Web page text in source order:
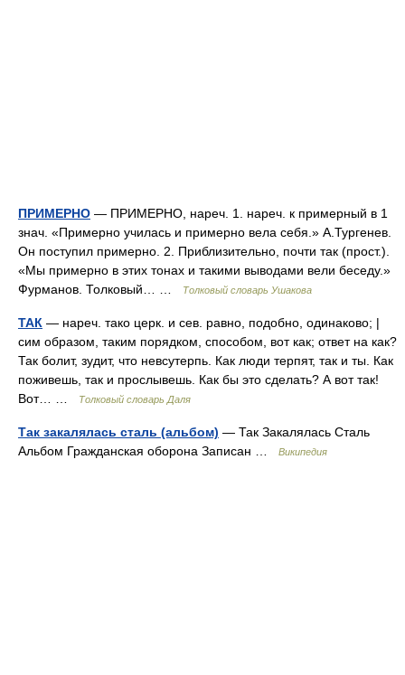
ПРИМЕРНО — ПРИМЕРНО, нареч. 1. нареч. к примерный в 1
знач. «Примерно училась и примерно вела себя.» А.Тургенев.
Он поступил примерно. 2. Приблизительно, почти так (прост.).
«Мы примерно в этих тонах и такими выводами вели беседу.»
Фурманов. Толковый… …
Толковый словарь Ушакова
ТАК — нареч. тако церк. и сев. равно, подобно, одинаково; |
сим образом, таким порядком, способом, вот как; ответ на как?
Так болит, зудит, что невсутерпь. Как люди терпят, так и ты. Как
поживешь, так и прослывешь. Как бы это сделать? А вот так!
Вот… …
Толковый словарь Даля
Так закалялась сталь (альбом) — Так Закалялась Сталь
Альбом Гражданская оборона Записан …
Википедия